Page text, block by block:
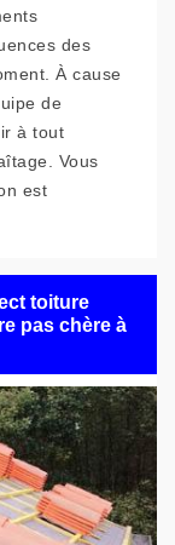
des
À cause
de
à tout
Vous
est
toiture
pas chère à